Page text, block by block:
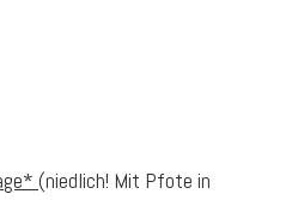
(niedlich! Mit Pfote in